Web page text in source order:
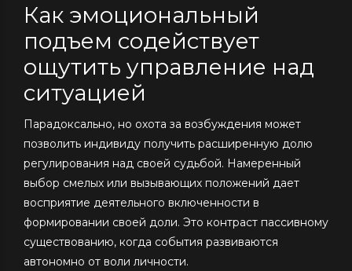
Как эмоциональный
подъем содействует
ощутить управление над
ситуацией
Парадоксально, но охота за возбуждения может
позволить индивиду получить расширенную долю
регулирования над своей судьбой. Намеренный
выбор смелых или вызывающих положений дает
восприятие деятельного включенности в
формировании своей доли. Это контраст пассивному
существованию, когда события развиваются
автономно от воли личности.